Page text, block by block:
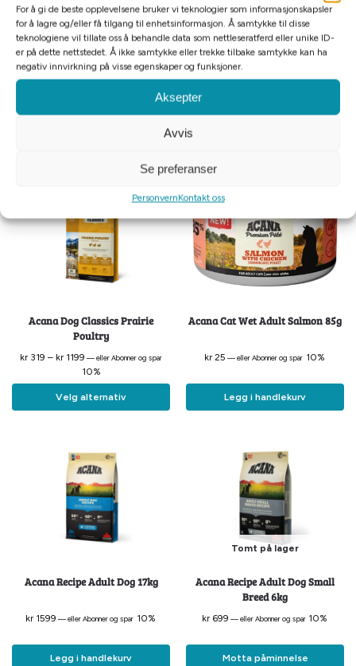
For å gi de beste opplevelsene bruker vi teknologier som informasjonskapsler
for å lagre og/eller få tilgang til enhetsinformasjon. Å samtykke til disse
teknologiene vil tillate oss å behandle data som nettleseratferd eller unike ID-
er på dette nettstedet. Å ikke samtykke eller trekke tilbake samtykke kan ha
negativ innvirkning på visse egenskaper og funksjoner.
Aksepter
Avvis
Se preferanser
PersonvernKontakt oss
Acana Cat Wet Adult Chicken 85g
Acana Recipe Adult Dog Large
kr1149
Acana Dog Classics Prairie
Poultry
kr 319 – kr 1199 —eller Abonner og spar
10%
Velg alternativ
Acana Cat Wet Adult Salmon 85g
kr 25 —eller Abonner og spar 10%
Legg i handlekurv
Acana Recipe Adult Dog 17kg
kr 1599 —eller Abonner og spar 10%
Legg i handlekurv
Tomt på lager
Acana Recipe Adult Dog Small
Breed 6kg
kr699 —eller Abonner og spar 10%
Motta påminnelse